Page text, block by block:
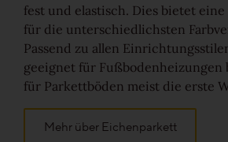
Reinigung & Pflege
Aus gutem Grund
Für die Ewigkeit gemacht
fest und elastisch. Dies bietet eine
für die unterschiedlichsten
Passend zu allen
geeignet für Fußbodenheizungen
für Parkettböden meist die erste
Mehr über Eichenparkett